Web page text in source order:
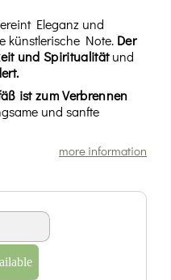
Eleganz und
künstlerische Note. Der
und Spiritualitätund
ist zum Verbrennen
und sanfte
more information